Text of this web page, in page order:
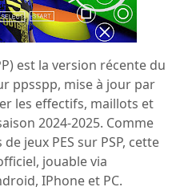
est la version récente du
ppsspp, mise à jour par
les effectifs, maillots et
2024-2025. Comme
jeux PES sur PSP, cette
jouable via
IPhone et PC.